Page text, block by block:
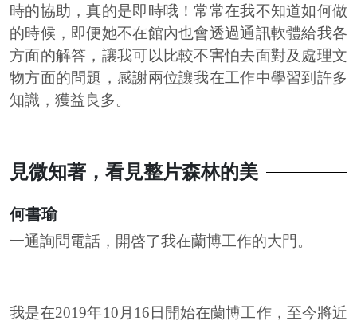
時的協助，真的是即時哦！常常在我不知道如何做
的時候，即便她不在館內也會透過通訊軟體給我各
方面的解答，讓我可以比較不害怕去面對及處理文
物方面的問題，感謝兩位讓我在工作中學習到許多
知識，獲益良多。
見微知著，看見整片森林的美
何書瑜
一通詢問電話，開啓了我在蘭博工作的大門。
我是在2019年10月16日開始在蘭博工作，至今將近